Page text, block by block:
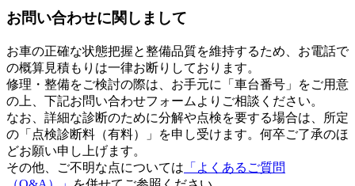
お問い合わせに関しまして
お車の正確な状態把握と整備品質を維持するため、お電話で
の概算見積もりは一律お断りしております。
修理・整備をご検討の際は、お手元に「車台番号」をご用意
の上、下記お問い合わせフォームよりご相談ください。
なお、詳細な診断のために分解や点検を要する場合は、所定
の「点検診断料（有料）」を申し受けます。何卒ご了承のほ
どお願い申し上げます。
その他、ご不明な点については 「よくあるご質問